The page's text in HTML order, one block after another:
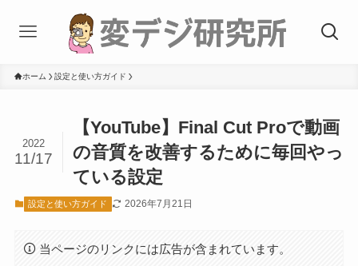
ホーム 設定と使い方ガイド
【YouTube】Final Cut Proで動画
の音質を改善するために毎回やっ
ている設定
2022
11/17
設定と使い方ガイド 2026年7月21日
当ページのリンクには広告が含まれています。